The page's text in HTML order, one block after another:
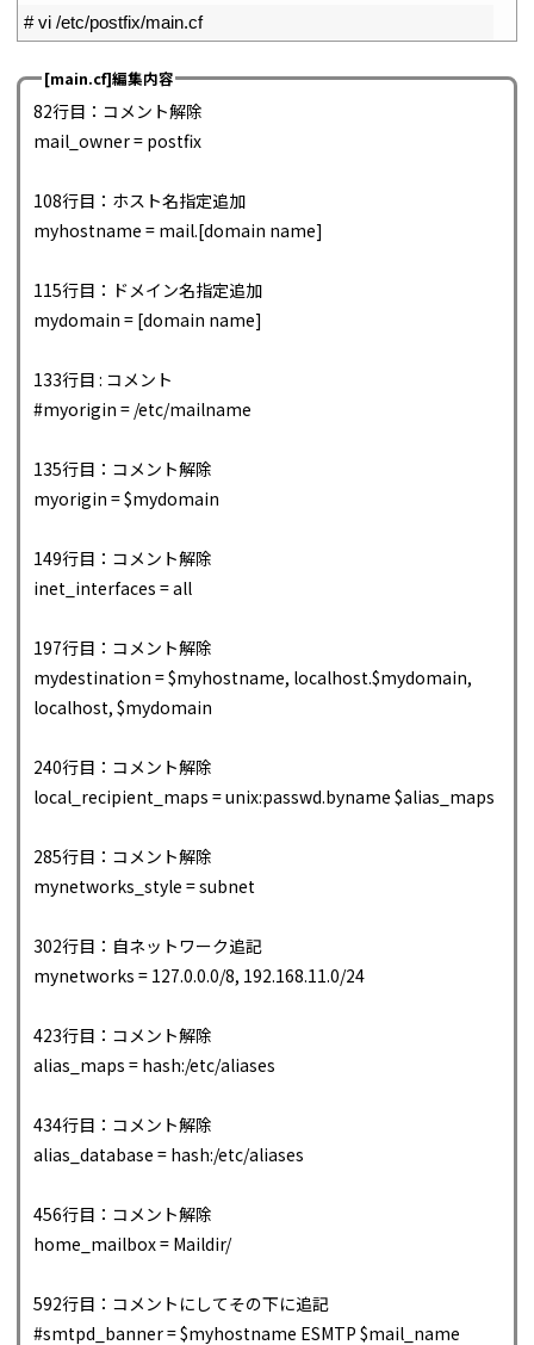
# vi /etc/postfix/main.cf
[main.cf]編集内容
82行目：コメント解除
mail_owner = postfix
108行目：ホスト名指定追加
myhostname = mail.[domain name]
115行目：ドメイン名指定追加
mydomain = [domain name]
133行目 : コメント
#myorigin = /etc/mailname
135行目：コメント解除
myorigin = $mydomain
149行目：コメント解除
inet_interfaces = all
197行目：コメント解除
mydestination = $myhostname, localhost.$mydomain,
localhost, $mydomain
240行目：コメント解除
local_recipient_maps = unix:passwd.byname $alias_maps
285行目：コメント解除
mynetworks_style = subnet
302行目：自ネットワーク追記
mynetworks = 127.0.0.0/8, 192.168.11.0/24
423行目：コメント解除
alias_maps = hash:/etc/aliases
434行目：コメント解除
alias_database = hash:/etc/aliases
456行目：コメント解除
home_mailbox = Maildir/
592行目：コメントにしてその下に追記
#smtpd_banner = $myhostname ESMTP $mail_name